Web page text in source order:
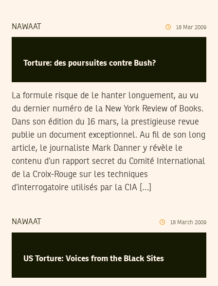
NAWAAT 18 Mar 2009
Torture: des poursuites contre Bush?
La formule risque de le hanter longuement, au vu
du dernier numéro de la New York Review of Books.
Dans son édition du 16 mars, la prestigieuse revue
publie un document exceptionnel. Au fil de son long
article, le journaliste Mark Danner y révèle le
contenu d’un rapport secret du Comité International
de la Croix-Rouge sur les techniques
d’interrogatoire utilisés par la CIA […]
NAWAAT 18 March 2009
US Torture: Voices from the Black Sites